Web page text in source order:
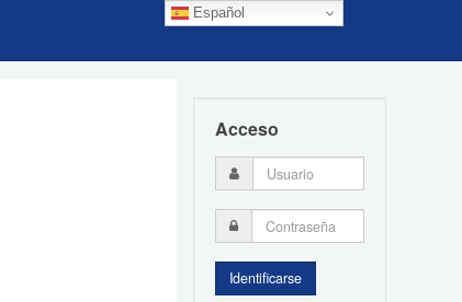
Español
Acceso